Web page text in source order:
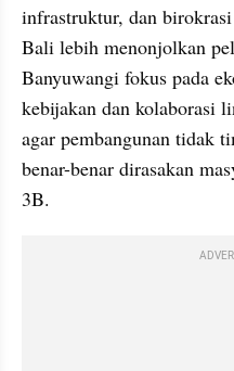
infrastruktur, dan
Bali lebih menonjolkan
Banyuwangi fokus pada
kebijakan dan kolaborasi
agar pembangunan tidak
benar-benar dirasakan
3B.